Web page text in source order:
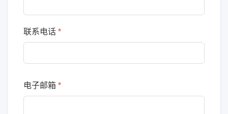
联系电话 *
电子邮箱 *